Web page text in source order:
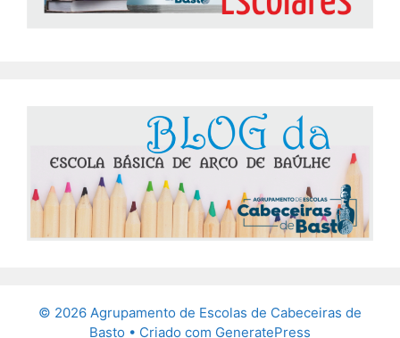
© 2026 Agrupamento de Escolas de Cabeceiras de
Basto • Criado com GeneratePress